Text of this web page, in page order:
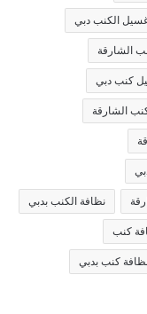
الكنب دبي
الشارقة
كنب دبي
الشارقة
نظافة الكنب بدبي
كنب
كنب بدبي